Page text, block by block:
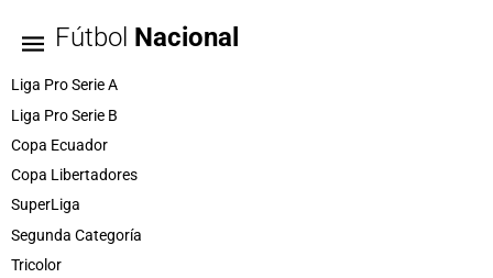
Fútbol Nacional
Liga Pro Serie A
Liga Pro Serie B
Copa Ecuador
Copa Libertadores
SuperLiga
Segunda Categoría
Tricolor